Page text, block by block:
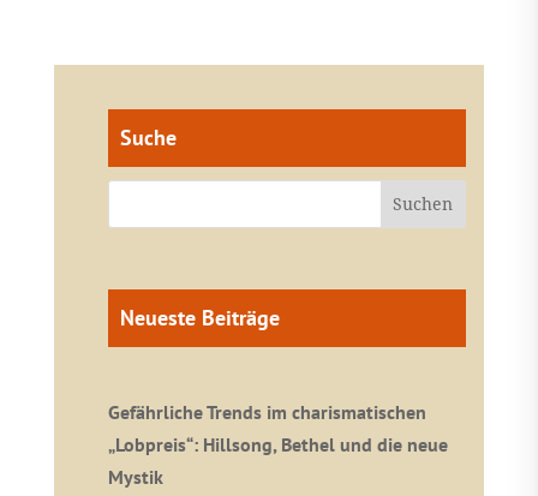
Suche
Neueste Beiträge
Gefährliche Trends im charismatischen
„Lobpreis“: Hillsong, Bethel und die neue
Mystik